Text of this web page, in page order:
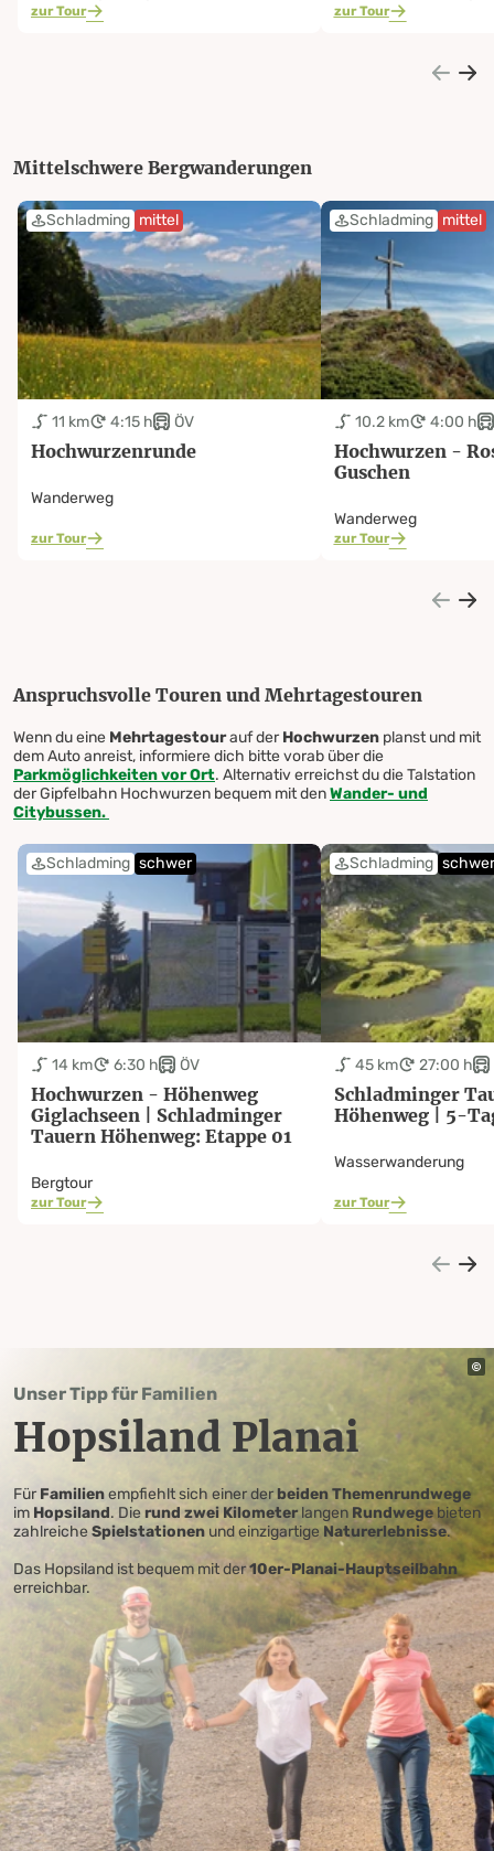
zur Tour zur Tour
Mittelschwere Bergwanderungen
Schladming mittel
11 km 4:15 h ÖV
Hochwurzenrunde
Wanderweg
zur Tour
Schladming mittel
10.2 km 4:00 h
Hochwurzen -
Guschen
Wanderweg
zur Tour
Anspruchsvolle Touren und Mehrtagestouren
Wenn du eine Mehrtagestourauf derHochwurzen planst und mit
dem Auto anreist, informiere dich bitte vorab über die
Parkmöglichkeiten vor Ort. Alternativ erreichst du die Talstation
der Gipfelbahn Hochwurzen bequem mit denWander- und
Citybussen.
Schladming schwer
14 km 6:30 h ÖV
Hochwurzen - Höhenweg
Giglachseen | Schladminger
Tauern Höhenweg: Etappe 01
Bergtour
zur Tour
Schladming schwer
45 km 27:00 h
Schladminger
Höhenweg | 5-
Wasserwanderung
zur Tour
Unser Tipp für Familien
Hopsiland Planai
FürFamilienempfiehlt sich einer derbeiden Themenrundwege
im Hopsiland. Die rund zwei Kilometerlangen Rundwegebieten
zahlreicheSpielstationen und einzigartigeNaturerlebnisse.
Das Hopsiland ist bequem mit der10er-Planai-Hauptseilbahn
erreichbar.